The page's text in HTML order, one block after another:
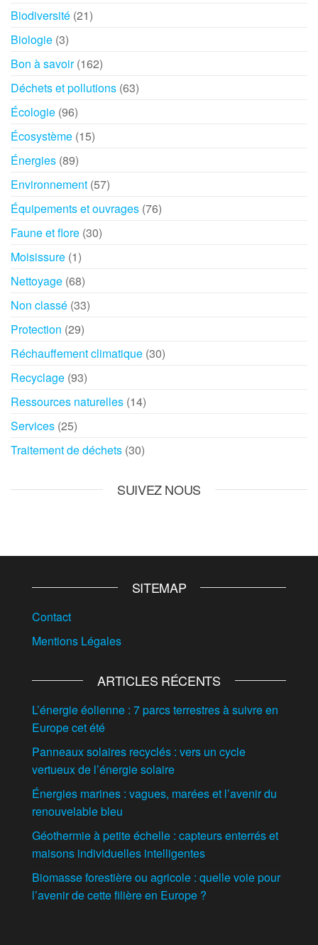
Biodiversité (21)
Biologie (3)
Bon à savoir(162)
Déchets et pollutions (63)
Écologie (96)
Écosystème (15)
Énergies (89)
Environnement (57)
Équipements et ouvrages (76)
Faune et flore (30)
Moisissure (1)
Nettoyage (68)
Non classé (33)
Protection (29)
Réchauffement climatique (30)
Recyclage (93)
Ressources naturelles (14)
Services (25)
Traitement de déchets (30)
SUIVEZ NOUS
SITEMAP
Contact
Mentions Légales
ARTICLES RÉCENTS
L’énergie éolienne : 7 parcs terrestres à suivre en
Europe cet été
Panneaux solaires recyclés : vers un cycle
vertueux de l’énergie solaire
Énergies marines : vagues, marées et l’avenir du
renouvelable bleu
Géothermie à petite échelle : capteurs enterrés et
maisons individuelles intelligentes
Biomasse forestière ou agricole : quelle voie pour
l’avenir de cette filière en Europe ?